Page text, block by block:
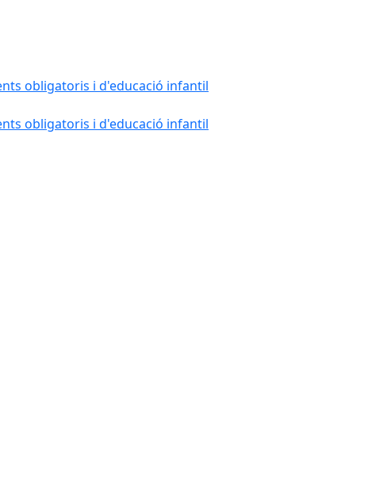
obligatoris i d'educació infantil
obligatoris i d'educació infantil